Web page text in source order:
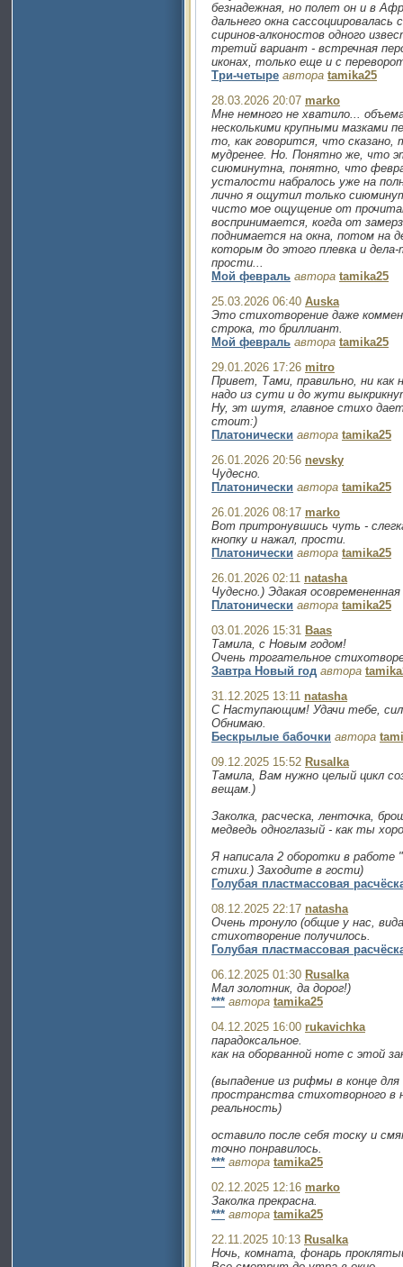
безнадежная, но полет он и в
дальнего окна
сиринов-алконостов одного
третий вариант - встречная
иконах, только еще и с
Три-четыре автора tamika25
28.03.2026 20:07 marko
Мне немного не хватило...
несколькими крупными мазками
то, как говорится, что сказано,
мудренее. Но. Понятно же, что
сиюминутна, понятно, что
усталости набралось уже на
лично я ощутил только
чисто мое ощущение от
воспринимается, когда от
поднимается на окна, потом на
которым до этого плевка и
прости...
Мой февраль автора tamika25
25.03.2026 06:40 Auska
Это стихотворение даже
строка, то бриллиант.
Мой февраль автора tamika25
29.01.2026 17:26 mitro
Привет, Тами, правильно, ни как
надо из сути и до жути
Ну, эт шутя, главное стихо
стоит:)
Платонически автора tamika25
26.01.2026 20:56 nevsky
Чудесно.
Платонически автора tamika25
26.01.2026 08:17 marko
Вот притронувшись чуть -
кнопку и нажал, прости.
Платонически автора tamika25
26.01.2026 02:11 natasha
Чудесно.) Эдакая
Платонически автора tamika25
03.01.2026 15:31 Baas
Тамила, с Новым годом!
Очень трогательное
Завтра Новый год автора
31.12.2025 13:11 natasha
С Наступающим! Удачи тебе,
Обнимаю.
Бескрылые бабочки автора
09.12.2025 15:52 Rusalka
Тамила, Вам нужно целый цикл
вещам.)
Заколка, расческа, ленточка,
медведь одноглазый - как ты
Я написала 2 оборотки в
стихи.) Заходите в гости)
Голубая пластмассовая
08.12.2025 22:17 natasha
Очень тронуло (общие у нас,
стихотворение получилось.
Голубая пластмассовая
06.12.2025 01:30 Rusalka
Мал золотник, да дорог!)
*** автора tamika25
04.12.2025 16:00 rukavichka
парадоксальное.
как на оборванной ноте с этой
(выпадение из рифмы в конце
пространства стихотворного в
реальность)
оставило после себя тоску и
точно понравилось.
*** автора tamika25
02.12.2025 12:16 marko
Заколка прекрасна.
*** автора tamika25
22.11.2025 10:13 Rusalka
Ночь, комната, фонарь